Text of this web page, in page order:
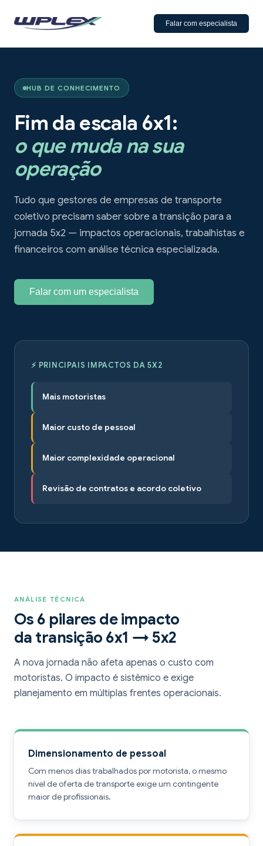
Falar com especialista
HUB DE CONHECIMENTO
Fim da escala 6x1:
o que muda na sua
operação
Tudo que gestores de empresas de transporte
coletivo precisam saber sobre a transição para a
jornada 5x2 — impactos operacionais, trabalhistas e
financeiros com análise técnica especializada.
Falar com um especialista
⚡ PRINCIPAIS IMPACTOS DA 5X2
Mais motoristas
Maior custo de pessoal
Maior complexidade operacional
Revisão de contratos e acordo coletivo
ANÁLISE TÉCNICA
Os 6 pilares de impacto
da transição 6x1 → 5x2
A nova jornada não afeta apenas o custo com
motoristas. O impacto é sistêmico e exige
planejamento em múltiplas frentes operacionais.
Dimensionamento de pessoal
Com menos dias trabalhados por motorista, o mesmo
nível de oferta de transporte exige um contingente
maior de profissionais.